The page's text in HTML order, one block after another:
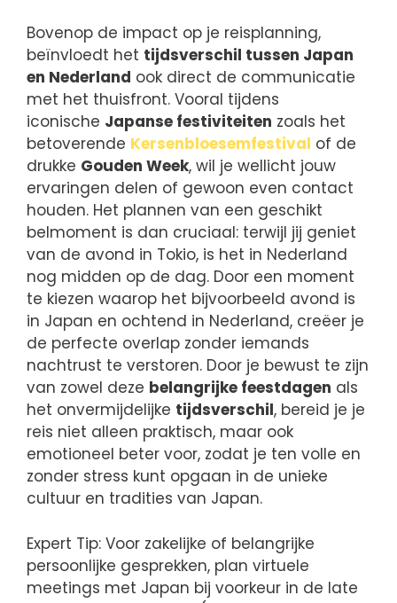
Bovenop de impact op je reisplanning,
beïnvloedt het tijdsverschil tussen Japan
en Nederland ook direct de communicatie
met het thuisfront. Vooral tijdens
iconische Japanse festiviteiten zoals het
betoverende Kersenbloesemfestival of de
drukke Gouden Week, wil je wellicht jouw
ervaringen delen of gewoon even contact
houden. Het plannen van een geschikt
belmoment is dan cruciaal: terwijl jij geniet
van de avond in Tokio, is het in Nederland
nog midden op de dag. Door een moment
te kiezen waarop het bijvoorbeeld avond is
in Japan en ochtend in Nederland, creëer je
de perfecte overlap zonder iemands
nachtrust te verstoren. Door je bewust te zijn
van zowel deze belangrijke feestdagen als
het onvermijdelijke tijdsverschil, bereid je je
reis niet alleen praktisch, maar ook
emotioneel beter voor, zodat je ten volle en
zonder stress kunt opgaan in de unieke
cultuur en tradities van Japan.
Expert Tip: Voor zakelijke of belangrijke
persoonlijke gesprekken, plan virtuele
meetings met Japan bij voorkeur in de late